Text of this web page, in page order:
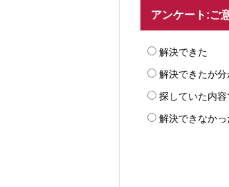
アンケート:ご
解決できた
解決できたが
探していた内
解決できなかっ